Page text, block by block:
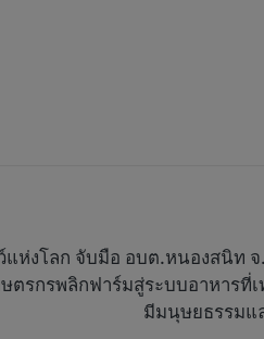
แห่งโลก จับมือ อบต.หนองสนิท
ตรกรพลิกฟาร์มสู่ระบบอาหารที่เ
มีมนุษยธรรมแ